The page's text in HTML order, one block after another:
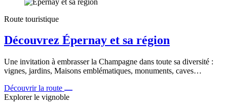
Route touristique
Découvrez Épernay et sa région
Une invitation à embrasser la Champagne dans toute sa diversité :
vignes, jardins, Maisons emblématiques, monuments, caves…
Découvrir la route
Explorer le vignoble